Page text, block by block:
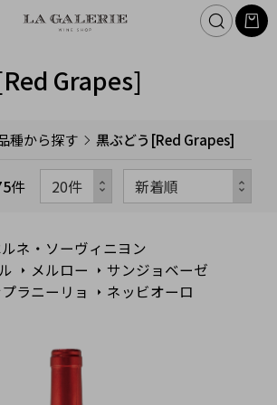
Grapes]
種から探す 黒ぶどう[Red Grapes]
件
ネ・ソーヴィニヨン
メルロー
サンジョベーゼ
ラニーリョ
ネッビオーロ